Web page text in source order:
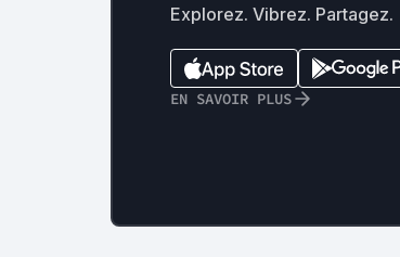
Explorez. Vibrez. Partagez.
EN SAVOIR PLUS